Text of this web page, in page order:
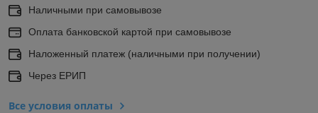
Наличными при самовывозе
Оплата банковской картой при самовывозе
Наложенный платеж (наличными при получении)
Через ЕРИП
Все условия оплаты